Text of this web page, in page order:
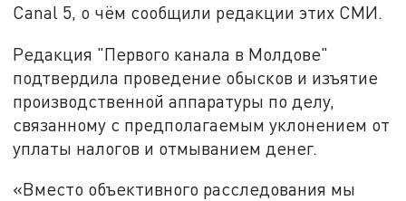
Canal 5, о чём сообщили редакции этих СМИ.
Редакция "Первого канала в Молдове"
подтвердила проведение обысков и изъятие
производственной аппаратуры по делу,
связанному с предполагаемым уклонением от
уплаты налогов и отмыванием денег.
«Вместо объективного расследования мы